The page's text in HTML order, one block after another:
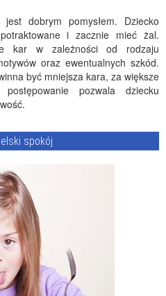
dobrym pomysłem. Dziecko
i zacznie mieć żal.
kar w zależności od rodzaju
oraz ewentualnych szkód.
być mniejsza kara, za większe
pozwala dziecku
spokój